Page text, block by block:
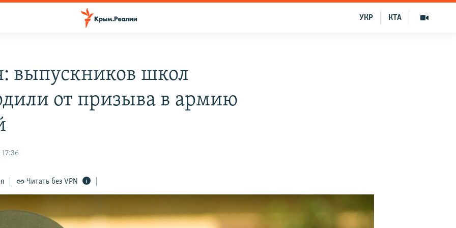
КТА
УКР
выпускников школ
от призыва в армию
Читать без VPN